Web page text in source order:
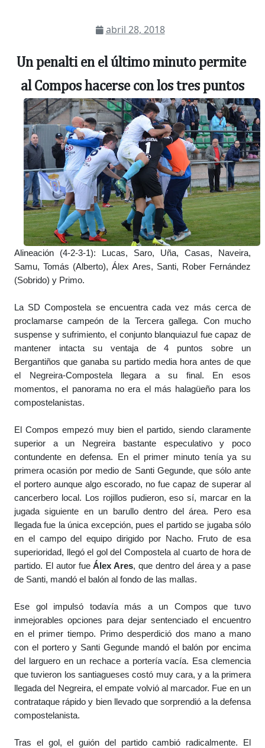
abril 28, 2018
Un penalti en el último minuto permite
al Compos hacerse con los tres puntos
Alineación (4-2-3-1): Lucas, Saro, Uña, Casas, Naveira,
Samu, Tomás (Alberto), Álex Ares, Santi, Rober Fernández
(Sobrido) y Primo.
La SD Compostela se encuentra cada vez más cerca de
proclamarse campeón de la Tercera gallega. Con mucho
suspense y sufrimiento, el conjunto blanquiazul fue capaz de
mantener intacta su ventaja de 4 puntos sobre un
Bergantiños que ganaba su partido media hora antes de que
el Negreira-Compostela llegara a su final. En esos
momentos, el panorama no era el más halagüeño para los
compostelanistas.
El Compos empezó muy bien el partido, siendo claramente
superior a un Negreira bastante especulativo y poco
contundente en defensa. En el primer minuto tenía ya su
primera ocasión por medio de Santi Gegunde, que sólo ante
el portero aunque algo escorado, no fue capaz de superar al
cancerbero local. Los rojillos pudieron, eso sí, marcar en la
jugada siguiente en un barullo dentro del área. Pero esa
llegada fue la única excepción, pues el partido se jugaba sólo
en el campo del equipo dirigido por Nacho. Fruto de esa
superioridad, llegó el gol del Compostela al cuarto de hora de
partido. El autor fue Álex Ares, que dentro del área y a pase
de Santi, mandó el balón al fondo de las mallas.
Ese gol impulsó todavía más a un Compos que tuvo
inmejorables opciones para dejar sentenciado el encuentro
en el primer tiempo. Primo desperdició dos mano a mano
con el portero y Santi Gegunde mandó el balón por encima
del larguero en un rechace a portería vacía. Esa clemencia
que tuvieron los santiagueses costó muy cara, y a la primera
llegada del Negreira, el empate volvió al marcador. Fue en un
contrataque rápido y bien llevado que sorprendió a la defensa
compostelanista.
Tras el gol, el guión del partido cambió radicalmente. El